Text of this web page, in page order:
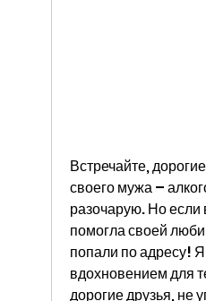
Встречайте,
своего мужа –
разочарую. Но если
помогла своей
попали по адресу!
вдохновением для
дорогие друзья, не